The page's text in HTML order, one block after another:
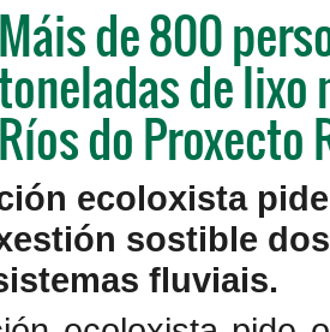
Máis de 800
de lixo
Ríos do Proxecto
ecoloxista
sostible
fluviais.